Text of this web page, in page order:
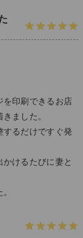
を印刷できるお店
ました。
するだけですぐ発
けるたびに妻と